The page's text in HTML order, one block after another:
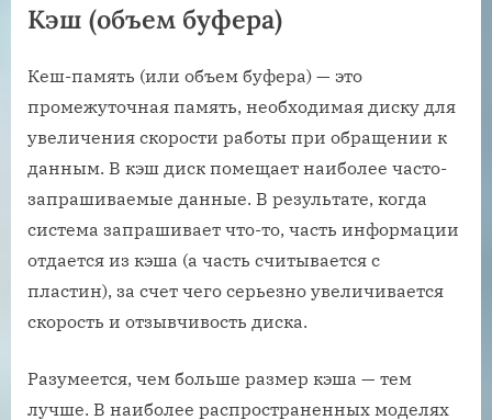
Кэш (объем буфера)
Кеш-память (или объем буфера) — это
промежуточная память, необходимая диску для
увеличения скорости работы при обращении к
данным. В кэш диск помещает наиболее часто-
запрашиваемые данные. В результате, когда
система запрашивает что-то, часть информации
отдается из кэша (а часть считывается с
пластин), за счет чего серьезно увеличивается
скорость и отзывчивость диска.
Разумеется, чем больше размер кэша — тем
лучше. В наиболее распространенных моделях